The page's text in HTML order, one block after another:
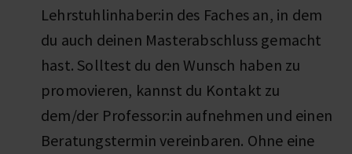
Lehrstuhlinhaber:in des Faches an, in dem
du auch deinen Masterabschluss gemacht
hast. Solltest du den Wunsch haben zu
promovieren, kannst du Kontakt zu
dem/der Professor:in aufnehmen und einen
Beratungstermin vereinbaren. Ohne eine